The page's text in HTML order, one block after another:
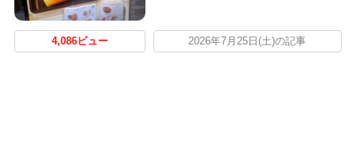
4,086ビュー 2026年7月25日(土)の記事